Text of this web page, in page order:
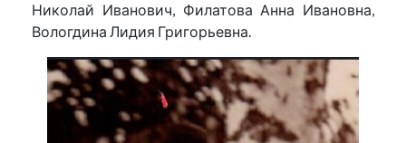
Николай Иванович, Филатова Анна Ивановна,
Вологдина Лидия Григорьевна.